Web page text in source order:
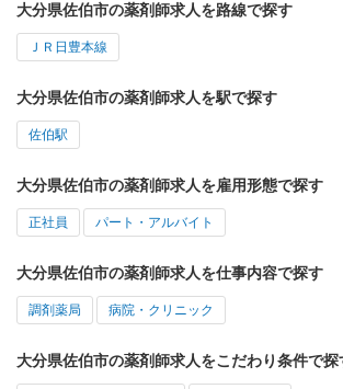
大分県佐伯市の薬剤師求人を路線で探す
ＪＲ日豊本線
大分県佐伯市の薬剤師求人を駅で探す
佐伯駅
大分県佐伯市の薬剤師求人を雇用形態で探す
正社員 パート・アルバイト
大分県佐伯市の薬剤師求人を仕事内容で探す
調剤薬局 病院・クリニック
大分県佐伯市の薬剤師求人をこだわり条件で探